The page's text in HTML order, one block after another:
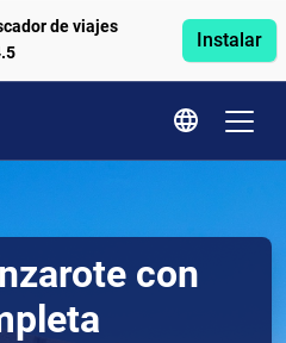
de viajes
Instalar
con